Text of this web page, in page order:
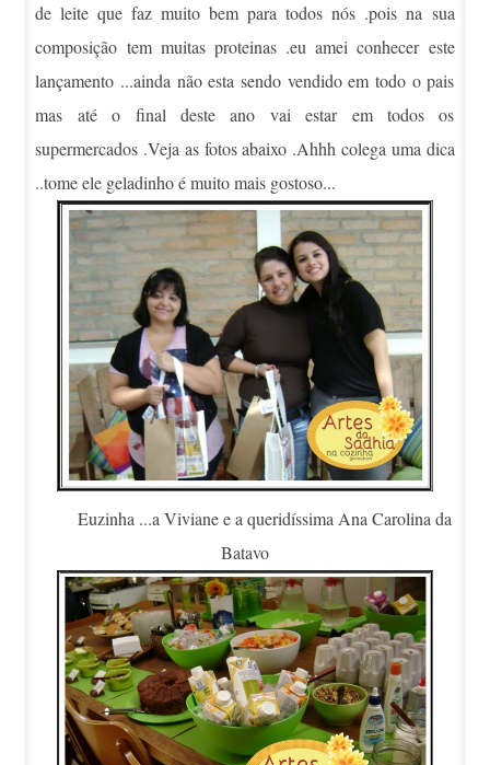
de leite que faz muito bem para todos nós .pois na sua
composição tem muitas proteinas .eu amei conhecer este
lançamento ...ainda não esta sendo vendido em todo o pais
mas até o final deste ano vai estar em todos os
supermercados .Veja as fotos abaixo .Ahhh colega uma dica
..tome ele geladinho é muito mais gostoso...
Euzinha ...a Viviane e a queridíssima Ana Carolina da
Batavo